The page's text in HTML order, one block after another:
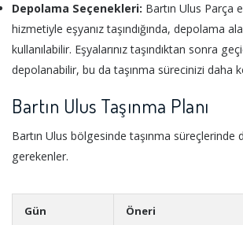
Depolama Seçenekleri: Bartın Ulus Parça
hizmetiyle eşyanız taşındığında, depolama
kullanılabilir. Eşyalarınız taşındıktan sonra
depolanabilir, bu da taşınma sürecinizi daha
Bartın Ulus Taşınma Planı
Bartın Ulus bölgesinde taşınma süreçlerinde
gerekenler.
Gün Öneri